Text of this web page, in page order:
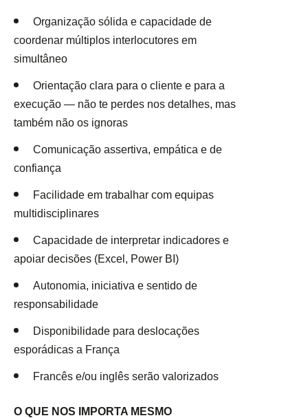
Organização sólida e capacidade de
coordenar múltiplos interlocutores em
simultâneo
Orientação clara para o cliente e para a
execução — não te perdes nos detalhes, mas
também não os ignoras
Comunicação assertiva, empática e de
confiança
Facilidade em trabalhar com equipas
multidisciplinares
Capacidade de interpretar indicadores e
apoiar decisões (Excel, Power BI)
Autonomia, iniciativa e sentido de
responsabilidade
Disponibilidade para deslocações
esporádicas a França
Francês e/ou inglês serão valorizados
O QUE NOS IMPORTA MESMO